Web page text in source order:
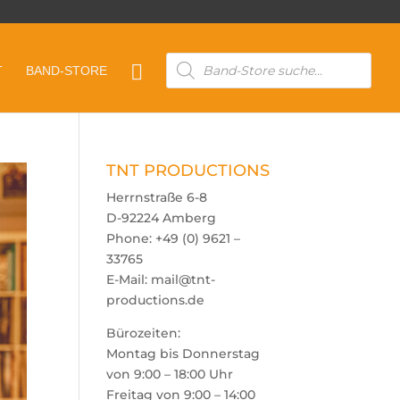
BAND-STORE 
Products
search
TNT PRODUCTIONS
Herrnstraße 6-8
D-92224 Amberg
Phone: +49 (0) 9621 –
33765
E-Mail: mail@tnt-
productions.de
Bürozeiten:
Montag bis Donnerstag
von 9:00 – 18:00 Uhr
Freitag von 9:00 – 14:00